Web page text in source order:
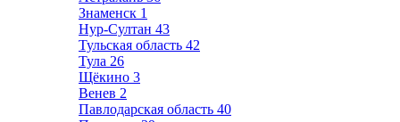
Знаменск 1
Нур-Султан 43
Тульская область 42
Тула 26
Щёкино 3
Венев 2
Павлодарская область 40